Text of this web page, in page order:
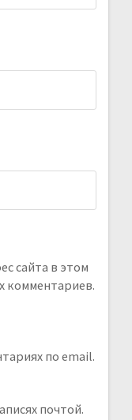
сайта в этом
комментариев.
по email.
почтой.